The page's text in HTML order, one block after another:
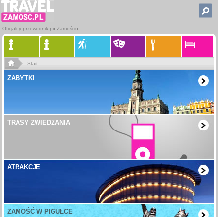
Oficjalny przewodnik po Zamościu
Start
ZABYTKI
TRASY ZWIEDZANIA
ATRAKCJE
ZAMOŚĆ W PIGUŁCE